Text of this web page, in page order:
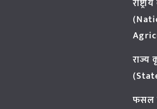
राज्य
फसल